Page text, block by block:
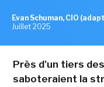
Evan Schuman, CIO
Juillet 2025
Près d'un tiers
saboteraient la